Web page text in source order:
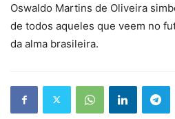
Oswaldo Martins de Oliveira
de todos aqueles que veem no
da alma brasileira.